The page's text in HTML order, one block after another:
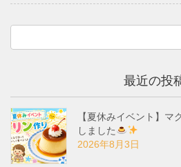
最近の投
【夏休みイベント】マ
しました
2026年8月3日